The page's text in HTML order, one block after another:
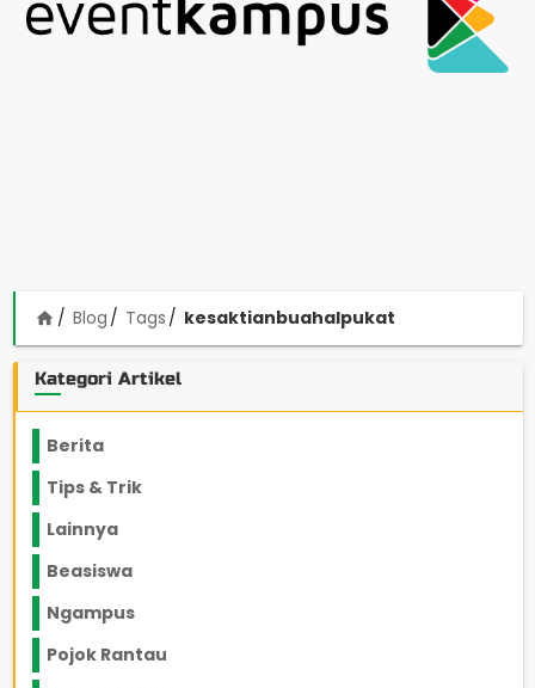
home Blog Tags kesaktianbuahalpukat
Kategori Artikel
Berita
Tips & Trik
Lainnya
Beasiswa
Ngampus
Pojok Rantau